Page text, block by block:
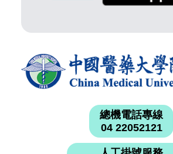
總機電話專線
04 22052121